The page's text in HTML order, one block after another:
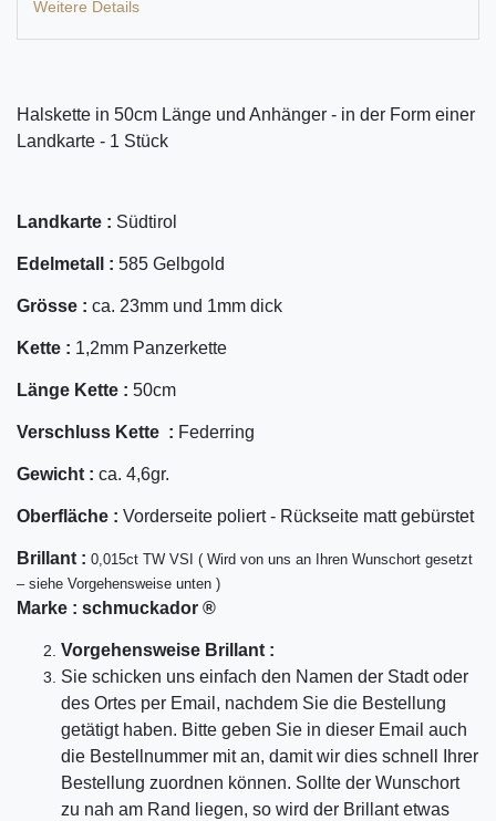
Weitere Details
Halskette in 50cm Länge und Anhänger - in der Form einer
Landkarte - 1 Stück
Landkarte : Südtirol
Edelmetall : 585 Gelbgold
Grösse : ca. 23mm und 1mm dick
Kette : 1,2mm Panzerkette
Länge Kette : 50cm
Verschluss Kette : Federring
Gewicht : ca. 4,6gr.
Oberfläche : Vorderseite poliert - Rückseite matt gebürstet
Bril lant : 0,015ct TW VSI ( Wird von uns an Ihren Wunschort gesetzt
– siehe Vorgehensweise unten )
Marke : schmuckador ®
Vorgehensweise Brillant :
Sie schicken uns einfach den Namen der Stadt oder
des Ortes per Email, nachdem Sie die Bestellung
getätigt haben. Bitte geben Sie in dieser Email auch
die Bestellnummer mit an, damit wir dies schnell Ihrer
Bestellung zuordnen können. Sollte der Wunschort
zu nah am Rand liegen, so wird der Brillant etwas